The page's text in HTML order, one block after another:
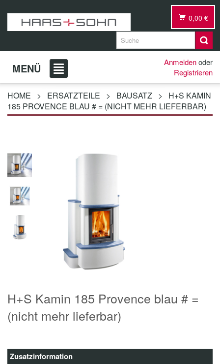
0,00 €
MENÜ Anmeldenoder
Registrieren
HOME > ERSATZTEILE > BAUSATZ >
H+S KAMIN
185 PROVENCE BLAU # = (NICHT MEHR LIEFERBAR)
H+S Kamin 185 Provence blau # =
(nicht mehr lieferbar)
Zusatzinformation